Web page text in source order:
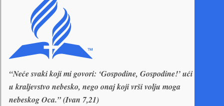
“Neće svaki koji mi govori: ‘Gospodine, Gospodine!’ ući
u kraljevstvo nebesko, nego onaj koji vrši volju moga
nebeskog Oca.” (Ivan 7,21)